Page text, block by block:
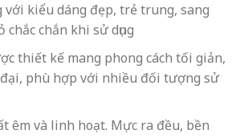
kiểu dáng đẹp, trẻ trung, sang
chắn khi sử dụng
thiết kế mang phong cách tối giản,
phù hợp với nhiều đối tượng sử
êm và linh hoạt. Mực ra đều, bền